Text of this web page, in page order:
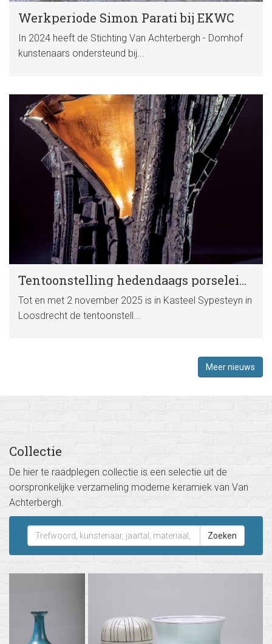
Werkperiode Simon Parati bij EKWC
In 2024 heeft de Stichting Van Achterbergh - Domhof
kunstenaars ondersteund bij...
Tentoonstelling hedendaags porselein in kasteel Sypesteyn
Tot en met 2 november 2025 is in Kasteel Sypesteyn in
Loosdrecht de tentoonstell...
Meer nieuws
Collectie
De hier te raadplegen collectie is een selectie uit de
oorspronkelijke verzameling moderne keramiek van Van
Achterbergh.
Zoeken